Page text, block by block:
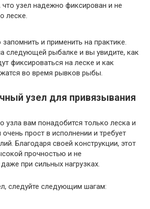
что узел надежно фиксирован и не
леске.
и применить на практике.
следующей рыбалке и вы увидите, как
фиксироваться на леске и как
во время рывков рыбы.
узел для привязывания
узла вам понадобится только леска и
прост в исполнении и требует
Благодаря своей конструкции, этот
прочностью и не
при сильных нагрузках.
следуйте следующим шагам: